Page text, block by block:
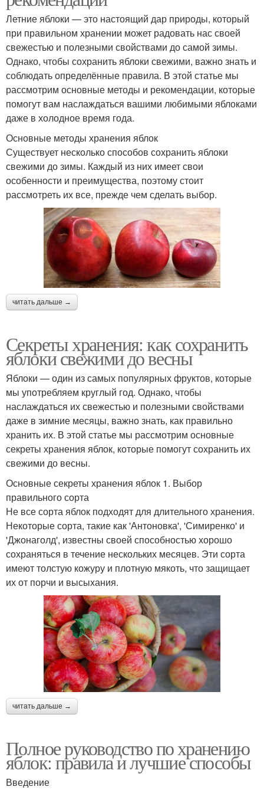
Летние яблоки — это настоящий дар природы, который
при правильном хранении может радовать нас своей
свежестью и полезными свойствами до самой зимы.
Однако, чтобы сохранить яблоки свежими, важно знать и
соблюдать определённые правила. В этой статье мы
рассмотрим основные методы и рекомендации, которые
помогут вам наслаждаться вашими любимыми яблоками
даже в холодное время года.
Основные методы хранения яблок
Существует несколько способов сохранить яблоки
свежими до зимы. Каждый из них имеет свои
особенности и преимущества, поэтому стоит
рассмотреть их все, прежде чем сделать выбор.
читать дальше →
Секреты хранения: как сохранить
яблоки свежими до весны
Яблоки — один из самых популярных фруктов, которые
мы употребляем круглый год. Однако, чтобы
наслаждаться их свежестью и полезными свойствами
даже в зимние месяцы, важно знать, как правильно
хранить их. В этой статье мы рассмотрим основные
секреты хранения яблок, которые помогут сохранить их
свежими до весны.
Основные секреты хранения яблок 1. Выбор
правильного сорта
Не все сорта яблок подходят для длительного хранения.
Некоторые сорта, такие как 'Антоновка', 'Симиренко' и
'Джонаголд', известны своей способностью хорошо
сохраняться в течение нескольких месяцев. Эти сорта
имеют толстую кожуру и плотную мякоть, что защищает
их от порчи и высыхания.
читать дальше →
Полное руководство по хранению
яблок: правила и лучшие способы
Введение